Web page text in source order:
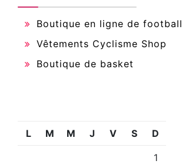
Boutique en ligne de football
Vêtements Cyclisme Shop
Boutique de basket
L M M J V S D
1